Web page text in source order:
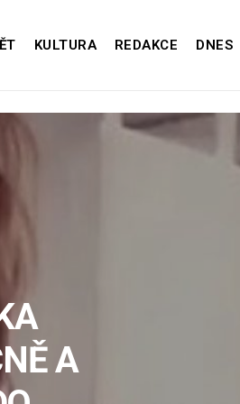
KULTURA REDAKCE DNES
A